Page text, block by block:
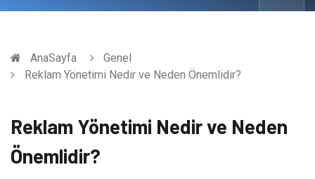
AnaSayfa
Genel
Reklam Yönetimi Nedir ve Neden Önemlidir?
Reklam Yönetimi Nedir ve Neden
Önemlidir?